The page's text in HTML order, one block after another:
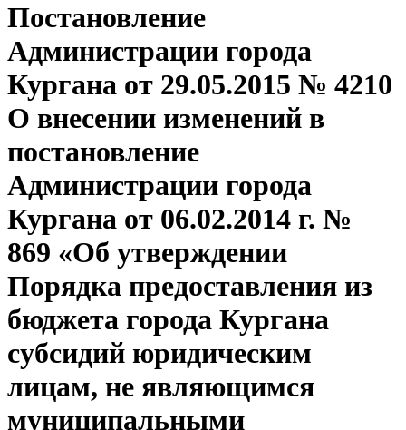
Постановление
Администрации города
Кургана от 29.05.2015 № 4210
О внесении изменений в
постановление
Администрации города
Кургана от 06.02.2014 г. №
869 «Об утверждении
Порядка предоставления из
бюджета города Кургана
субсидий юридическим
лицам, не являющимся
муниципальными